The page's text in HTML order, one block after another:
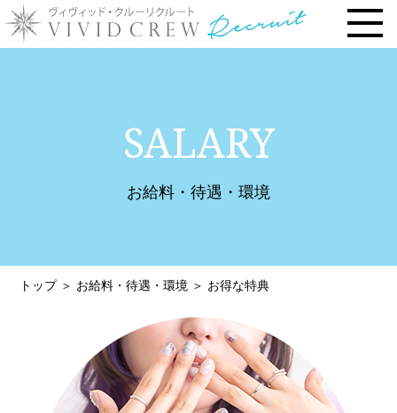
› 風俗店・キャバクラ店との違い
› お客様との連絡先交換一切なし
› 体験入店について
› 未経験・新人の方へ
他店との違い
SALARY
お給料・待遇・環境
トップ＞ お給料・待遇・環境 ＞ お得な特典